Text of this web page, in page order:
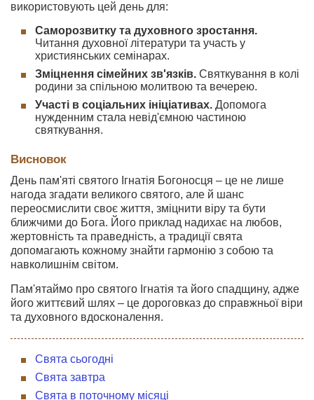
використовують цей день для:
Саморозвитку та духовного зростання.
Читання духовної літератури та участь у
християнських семінарах.
Зміцнення сімейних зв'язків. Святкування в колі
родини за спільною молитвою та вечерею.
Участі в соціальних ініціативах. Допомога
нужденним стала невід'ємною частиною
святкування.
Висновок
День пам'яті святого Ігнатія Богоносця – це не лише
нагода згадати великого святого, але й шанс
переосмислити своє життя, зміцнити віру та бути
ближчими до Бога. Його приклад надихає на любов,
жертовність та праведність, а традиції свята
допомагають кожному знайти гармонію з собою та
навколишнім світом.
Пам'ятаймо про святого Ігнатія та його спадщину, адже
його життєвий шлях – це дороговказ до справжньої віри
та духовного вдосконалення.
Свята сьогодні
Свята завтра
Свята в поточному місяці